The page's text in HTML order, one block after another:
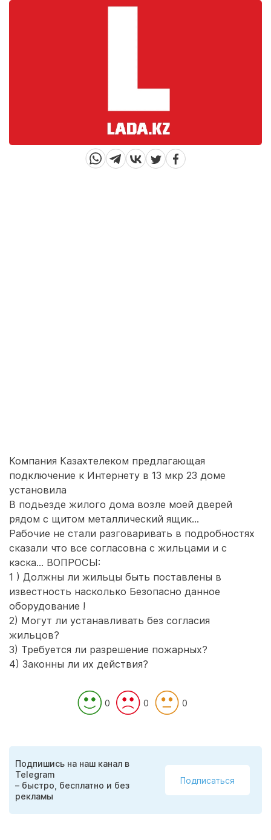
Компания Казахтелеком предлагающая
подключение к Интернету в 13 мкр 23 доме
установила
В подьезде жилого дома возле моей дверей
рядом с щитом металлический ящик…
Рабочие не стали разговаривать в подробностях
сказали что все согласовна с жильцами и с
кэска… ВОПРОСЫ:
1 ) Должны ли жильцы быть поставлены в
известность насколько Безопасно данное
оборудование !
2) Могут ли устанавливать без согласия
жильцов?
3) Требуется ли разрешение пожарных?
4) Законны ли их действия?
0 0 0
Подпишись на наш канал в
Telegram
– быстро, бесплатно и без
рекламы
Подписаться